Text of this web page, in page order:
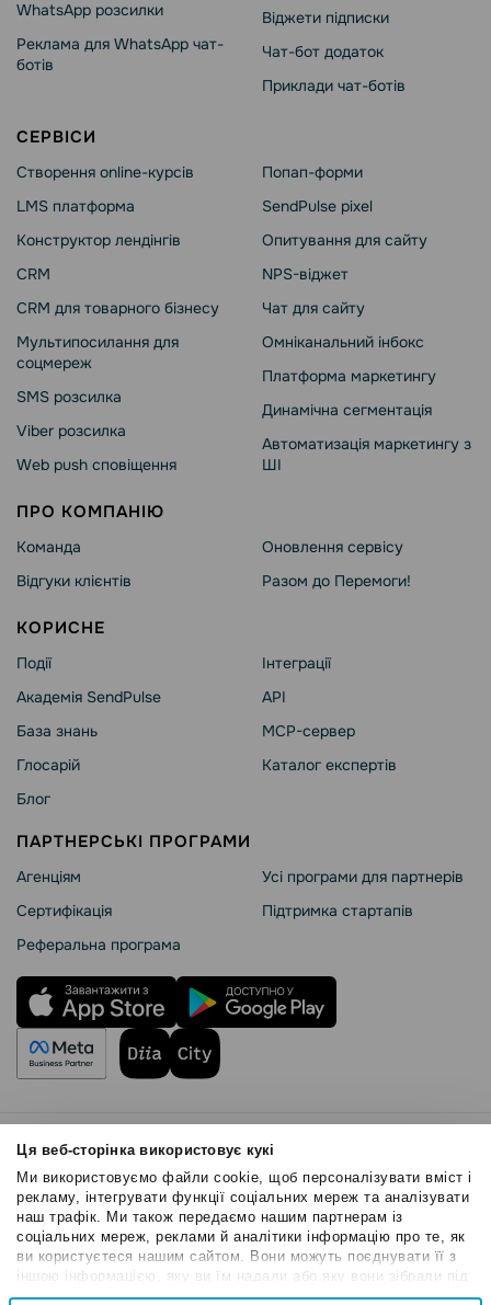
Ця веб-сторінка використовує кукі
Ми використовуємо файли cookie, щоб персоналізувати вміст і
рекламу, інтегрувати функції соціальних мереж та аналізувати
наш трафік. Ми також передаємо нашим партнерам із
соціальних мереж, реклами й аналітики інформацію про те, як
ви користуєтеся нашим сайтом. Вони можуть поєднувати її з
іншою інформацією, яку ви їм надали або яку вони зібрали під
час вашого користування їхніми службами.
Вибір
WhatsApp розсилки
Реклама для WhatsApp чат-
ботів
Віджети підписки
Чат-бот додаток
Приклади чат-ботів
СЕРВІСИ
Створення online-курсів
LMS платформа
Конструктор лендінгів
CRM
CRM для товарного бізнесу
Мультипосилання для
соцмереж
SMS розсилка
Viber розсилка
Web push сповіщення
Попап-форми
SendPulse pixel
Опитування для сайту
NPS-віджет
Чат для сайту
Омніканальний інбокс
Платформа маркетингу
Динамічна сегментація
Автоматизація маркетингу з
ШІ
ПРО КОМПАНІЮ
Команда
Відгуки клієнтів
Оновлення сервісу
Разом до Перемоги!
КОРИСНЕ
Події
Академія SendPulse
База знань
Глосарій
Блог
Інтеграції
API
MCP-сервер
Каталог експертів
ПАРТНЕРСЬКІ ПРОГРАМИ
Агенціям
Сертифікація
Реферальна програма
Усі програми для партнерів
Підтримка стартапів
Правила користування
Політика Cookies
Безпека SendPulse
Політика конфіденційності
© 2015 - 2026. ТОВ «СендПульс». Всі права захищені